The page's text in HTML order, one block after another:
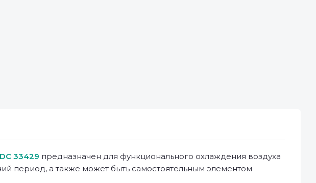
33429 предназначен для функционального охлаждения воздуха
период, а также может быть самостоятельным элементом